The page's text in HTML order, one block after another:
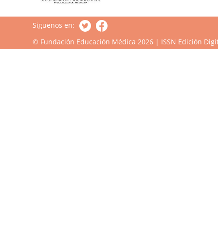
Siguenos en:
© Fundación Educación Médica 2026 | ISSN Edición